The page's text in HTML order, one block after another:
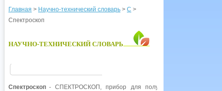
Главная > Научно-технический словарь > С >
Спектроскоп
НАУЧНО-ТЕХНИЧЕСКИЙ СЛОВАРЬ
Спектроскоп - СПЕКТРОСКОП, прибор для получения и изучения